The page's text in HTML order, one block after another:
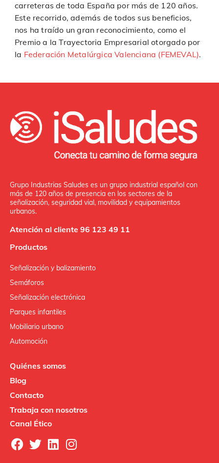
carreteras de toda España por más de 120 años.
Este recorrido, además de todos sus beneficios,
nos ha traído un gran reconocimiento, como el
Premio a la Trayectoria Empresarial otorgado por
la Federación Metalúrgica Valenciana (FEMEVAL).
Grupo Industrias Saludes es un grupo industrial español con
más de 120 años de presencia en los sectores de la
señalización, seguridad vial, movilidad y equipamientos
urbanos.
Atención al cliente 96 123 49 11
Productos
Señalización y balizamiento
Semáforos
Señalización electrónica
Parques infantiles
Mobiliario urbano
Automoción
Quiénes somos
Blog
Contacto
Trabaja con nosotros
Canal Ético